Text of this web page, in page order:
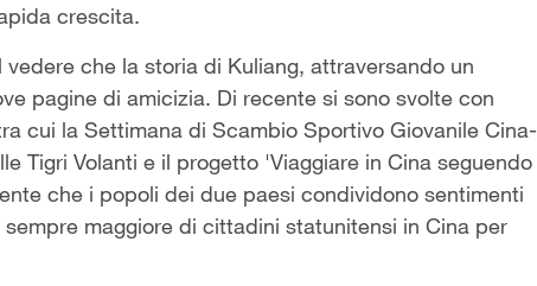
crescita.
che la storia di Kuliang, attraversando un
pagine di amicizia. Di recente si sono svolte con
cui la Settimana di Scambio Sportivo Giovanile Cina-
Tigri Volanti e il progetto 'Viaggiare in Cina seguendo
che i popoli dei due paesi condividono sentimenti
maggiore di cittadini statunitensi in Cina per